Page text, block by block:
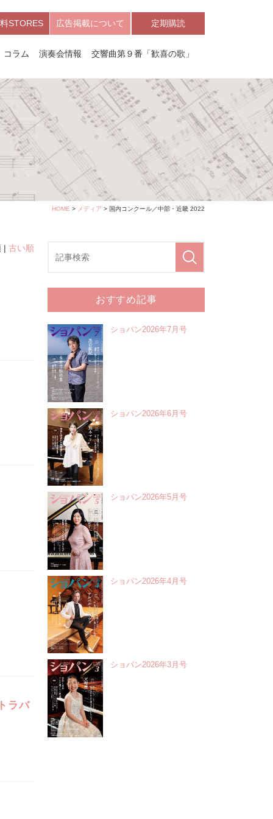
STORES 広告掲載について 定期購読
コラム 演奏会情報 交響曲第９番「歓喜の歌」
HOME > メディア > 国内コンクール／中部・近畿 2022
| 古い順
ラバ
おすすめ記事
ショパン2026年7月号
ショパン2026年6月号
ショパン2026年5月号
ショパン2026年4月号
ショパン2026年3月号